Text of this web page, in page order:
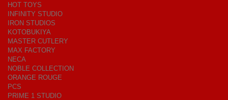
HOT TOYS
INFINITY STUDIO
IRON STUDIOS
KOTOBUKIYA
MASTER CUTLERY
MAX FACTORY
NECA
NOBLE COLLECTION
ORANGE ROUGE
PCS
PRIME 1 STUDIO